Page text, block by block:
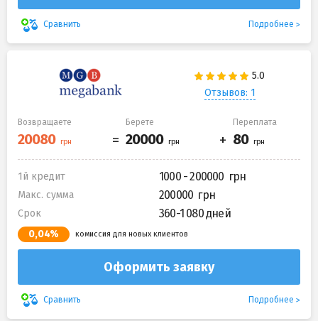
Сравнить Подробнее
Отзывов: 1
Возвращаете Берете Переплата
1й кредит 1000 - 200000
Макс. сумма 200000
Срок 360-1 080 дней
0,04% комиссия для новых клиентов
Оформить заявку
Сравнить Подробнее